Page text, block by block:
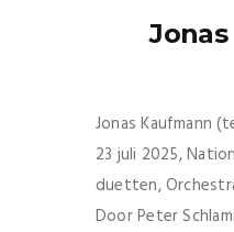
Jonas Kaufmann
23 juli 2025,
duetten,
Door Peter